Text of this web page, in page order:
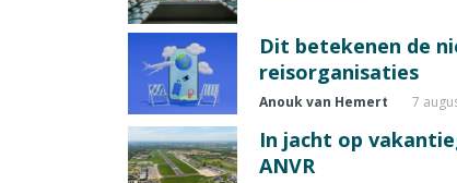
Dit betekenen de
reisorganisaties
Anouk van Hemert 7
In jacht op
ANVR